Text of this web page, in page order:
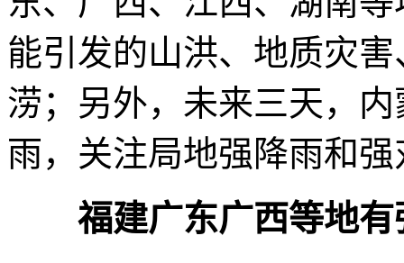
能引发的山洪、地质灾
涝；另外，未来三天，
雨，关注局地强降雨和
福建广东广西等地有